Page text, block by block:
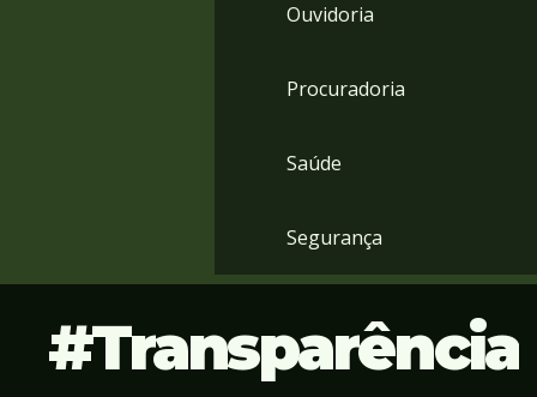
Ouvidoria
Procuradoria
Saúde
Segurança
Transparência